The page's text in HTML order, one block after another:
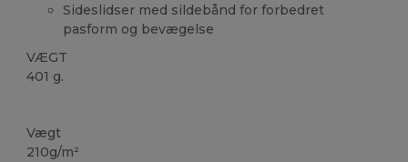
Sideslidser med sildebånd for forbedret
pasform og bevægelse
VÆGT
401 g.
Vægt
210g/m²